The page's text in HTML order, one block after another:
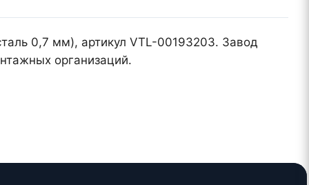
0,7 мм), артикул VTL-00193203. Завод
организаций.